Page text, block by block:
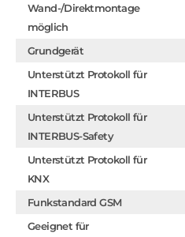
Wand-/Direktmontage
möglich
Grundgerät
Unterstützt Protokoll für
INTERBUS
Unterstützt Protokoll für
INTERBUS-Safety
Unterstützt Protokoll für
KNX
Funkstandard GSM
Geeignet für